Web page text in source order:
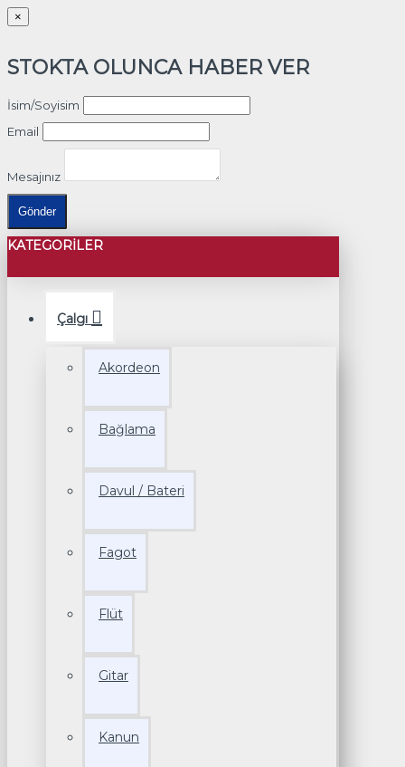
×
STOKTA OLUNCA HABER VER
İsim/Soyisim
Email
Mesajınız
Gönder
KATEGORILER
Çalgı
Akordeon
Bağlama
Davul / Bateri
Fagot
Flüt
Gitar
Kanun